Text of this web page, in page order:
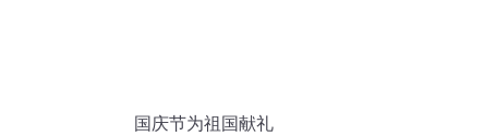
国庆节为祖国献礼